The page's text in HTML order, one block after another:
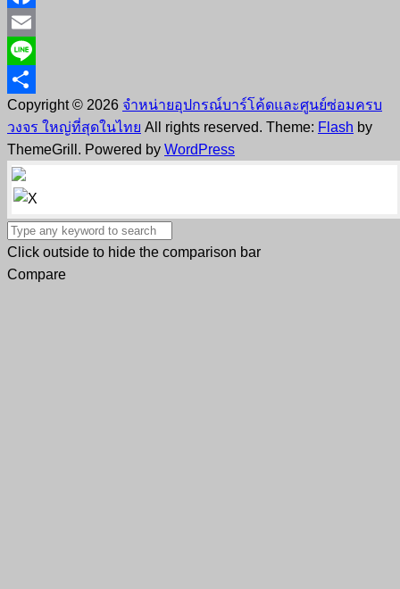
Facebook
Email
Line
Share
Copyright © 2026 จำหน่ายอุปกรณ์บาร์โค้ดและศูนย์ซ่อมครบ
วงจร ใหญ่ที่สุดในไทย All rights reserved. Theme: Flash by
ThemeGrill. Powered by WordPress
Click outside to hide the comparison bar
Compare